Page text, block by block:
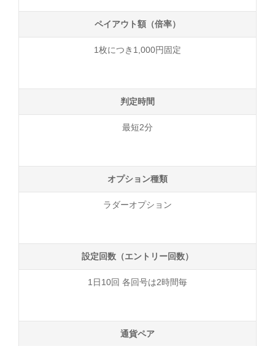
ペイアウト額（倍率）
1枚につき1,000円固定
判定時間
最短2分
オプション種類
ラダーオプション
設定回数（エントリー回数）
1日10回 各回号は2時間毎
通貨ペア